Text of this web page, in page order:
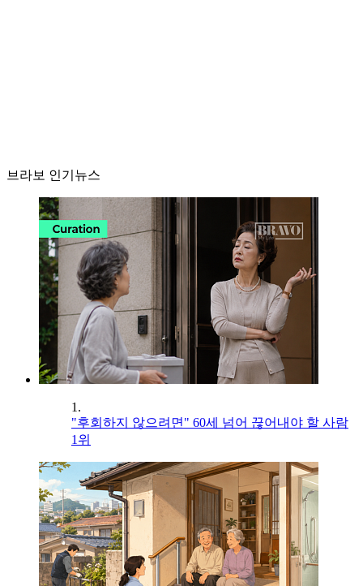
브라보 인기뉴스
1.
"후회하지 않으려면" 60세 넘어 끊어내야 할 사람
1위